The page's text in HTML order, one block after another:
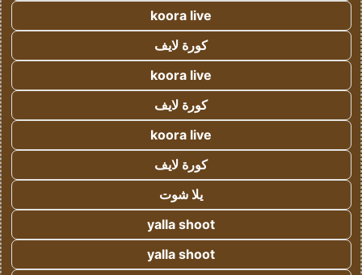
koora live
كورة لايف
koora live
كورة لايف
koora live
كورة لايف
يلا شوت
yalla shoot
yalla shoot